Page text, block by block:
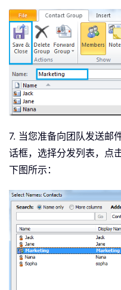
7. 当您准备向团队发送邮
话框，选择分发列表，点
下图所示：